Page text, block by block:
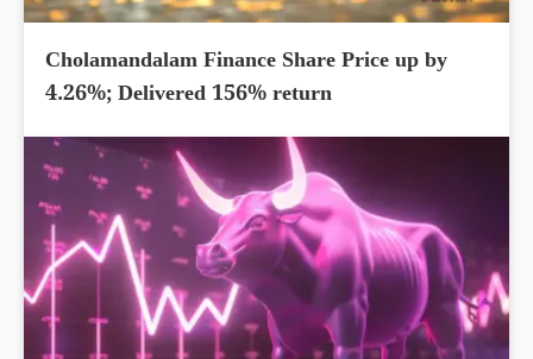
Cholamandalam Finance Share Price up by
4.26%; Delivered 156% return